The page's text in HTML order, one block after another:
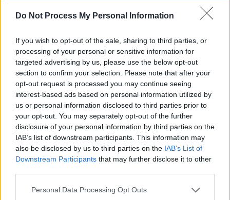
Do Not Process My Personal Information
If you wish to opt-out of the sale, sharing to third parties, or
processing of your personal or sensitive information for
targeted advertising by us, please use the below opt-out
section to confirm your selection. Please note that after your
opt-out request is processed you may continue seeing
interest-based ads based on personal information utilized by
us or personal information disclosed to third parties prior to
your opt-out. You may separately opt-out of the further
disclosure of your personal information by third parties on the
IAB’s list of downstream participants. This information may
also be disclosed by us to third parties on the IAB’s List of
Downstream Participants that may further disclose it to other
Please note that this website/app uses one or more Google
Personal Data Processing Opt Outs
Προσθέστε το ΕΘΝΟΣ στη Google
Μουδιασμένη» η κοινωνία στην περιοχή του
Αγίου Νικολάου Σπάτων, στη δυτικήΑχαΐα,
μετά τονθάνατο ενός παιδιούμόλις τριών
ετών.
Το 3χρονο αγοράκι το μεσημέρι είχε
τραυματιστεί σοβαρά νωρίτερα σήμερα
(11/11),πέφτοντας από μάντρα και από ύψος
περίπου 2 μέτρα, στην περιοχή του Αγίου